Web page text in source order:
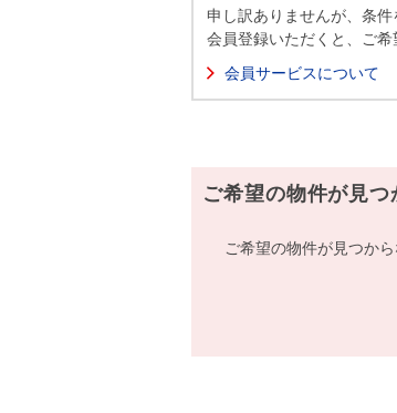
住まいと暮らしの税金の本（電子ブッ
住まいと暮らしの税金の本（電子ブッ
申し訳ありませんが、条件
会員登録いただくと、ご希
会員サービスについて
ご希望の物件が見
ご希望の物件が見つか